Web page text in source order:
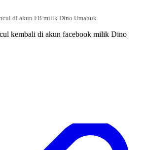
di akun FB milik Dino Umahuk
kembali di akun facebook milik Dino